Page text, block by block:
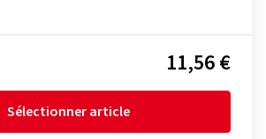
11,56 €
Sélectionner article